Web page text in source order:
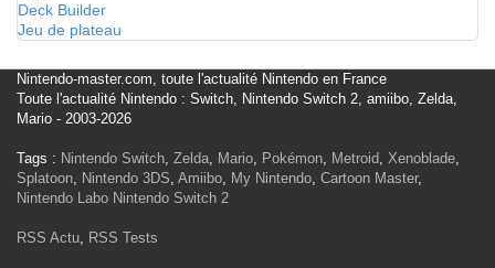
Deck Builder
Jeu de plateau
Nintendo-master.com, toute l'actualité Nintendo en France
Toute l'actualité Nintendo : Switch, Nintendo Switch 2, amiibo, Zelda,
Mario - 2003-2026
Tags : Nintendo Switch, Zelda, Mario, Pokémon, Metroid, Xenoblade,
Splatoon, Nintendo 3DS, Amiibo, My Nintendo, Cartoon Master,
Nintendo Labo Nintendo Switch 2
RSS Actu, RSS Tests